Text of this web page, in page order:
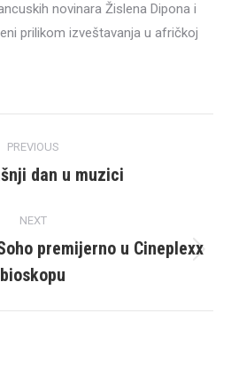
novinara Žislena Dipona i
prilikom izveštavanja u afričkoj
PREVIOUS
Previous
dan u muzici
NEXT
Next
post:
premijerno u Cineplexx
bioskopu